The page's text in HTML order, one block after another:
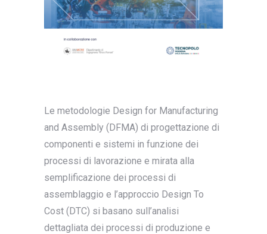
Le metodologie Design for Manufacturing
and Assembly (DFMA) di progettazione di
componenti e sistemi in funzione dei
processi di lavorazione e mirata alla
semplificazione dei processi di
assemblaggio e l’approccio Design To
Cost (DTC) si basano sull’analisi
dettagliata dei processi di produzione e